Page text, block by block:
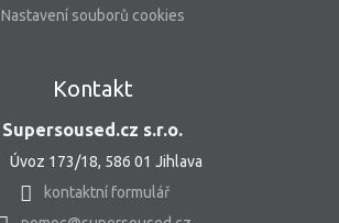
Nastavení souborů cookies
Kontakt
Supersoused.cz s.r.o.
Úvoz 173/18, 586 01 Jihlava
kontaktní formulář